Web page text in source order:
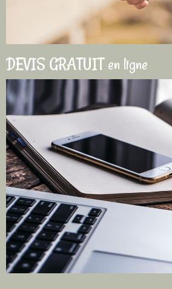
DEVIS GRATUIT en ligne